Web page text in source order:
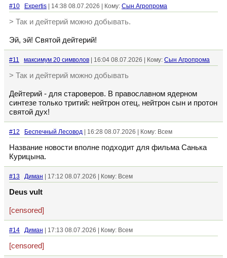
#10 Expertis | 14:38 08.07.2026 | Кому: Сын Агропрома
> Так и дейтерий можно добывать.
Эй, эй! Святой дейтерий!
#11 максимум 20 символов | 16:04 08.07.2026 | Кому: Сын Агропрома
> Так и дейтерий можно добывать
Дейтерий - для староверов. В православном ядерном
синтезе только тритий: нейтрон отец, нейтрон сын и протон
святой дух!
#12 Беспечный Лесовод | 16:28 08.07.2026 | Кому: Всем
Название новости вполне подходит для фильма Санька
Курицына.
#13 Диман | 17:12 08.07.2026 | Кому: Всем
Deus vult
[censored]
#14 Диман | 17:13 08.07.2026 | Кому: Всем
[censored]